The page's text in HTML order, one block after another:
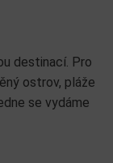
destinací. Pro
ostrov, pláže
se vydáme